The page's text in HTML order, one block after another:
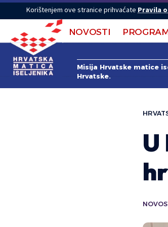
Korištenjem ove stranice prihvaćate Pravila
NOVOSTI
Misija Hrvatske matice
Hrvatske.